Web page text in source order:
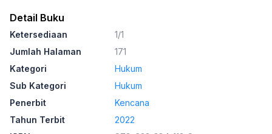
Detail Buku
Ketersediaan
1/1
Jumlah Halaman
171
Kategori
Hukum
Sub Kategori
Hukum
Penerbit
Kencana
Tahun Terbit
2022